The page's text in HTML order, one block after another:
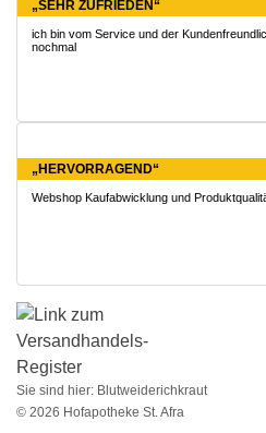
„SEHR ZUFRIEDEN“
ich bin vom Service und der
nochmal
„HERVORRAGEND“
Webshop Kaufabwicklung und
Sie sind hier: Blutweiderichkraut
© 2026 Hofapotheke St. Afra